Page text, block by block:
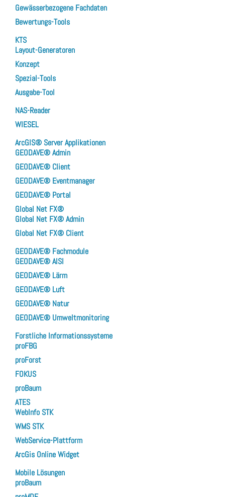
Gewässerbezogene Fachdaten
Bewertungs-Tools
KTS
Layout-Generatoren
Konzept
Spezial-Tools
Ausgabe-Tool
NAS-Reader
WIESEL
ArcGIS® Server Applikationen
GEODAVE® Admin
GEODAVE® Client
GEODAVE® Eventmanager
GEODAVE® Portal
Global Net FX®
Global Net FX® Admin
Global Net FX® Client
GEODAVE® Fachmodule
GEODAVE® AISI
GEODAVE® Lärm
GEODAVE® Luft
GEODAVE® Natur
GEODAVE® Umweltmonitoring
Forstliche Informationssysteme
proFBG
proForst
FOKUS
proBaum
ATES
WebInfo STK
WMS STK
WebService-Plattform
ArcGis Online Widget
Mobile Lösungen
proBaum